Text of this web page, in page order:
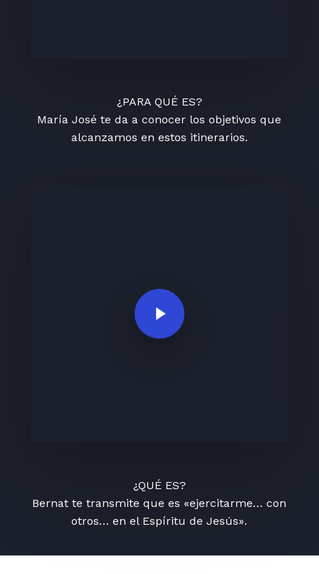
¿PARA QUÉ ES?
María José te da a conocer los objetivos que
alcanzamos en estos itinerarios.
Play Video
¿QUÉ ES?
Bernat te transmite que es «ejercitarme… con
otros… en el Espíritu de Jesús».